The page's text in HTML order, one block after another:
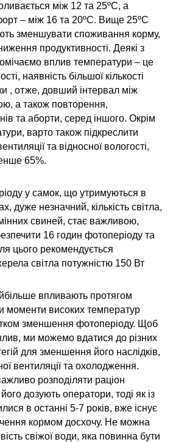
між 12 та 25ºC, а
– між 16 та 20ºC. Вище 25ºC
зменшувати споживання корму,
продуктивності. Деякі з
вплив температури – це
наявність більшої кількості
, отже, довший інтервал між
а також повторення,
та аборти, серед іншого. Окрім
варто також підкреслити
та відносної вологості,
65%.
у самок, що утримуються в
дуже незначний, кількість світла,
свиней, стає важливою,
16 годин фотоперіоду та
цього рекомендується
світла потужністю 150 Вт
впливають протягом
моменти високих температур
зменшення фотоперіоду. Щоб
ми можемо вдатися до різних
для зменшення його наслідків,
вентиляції та охолодження.
розподіляти раціон
дозують оператори, тоді як із
в останні 5-7 років, вже існує
кормом досхочу. Не можна
свіжої води, яка повинна бути